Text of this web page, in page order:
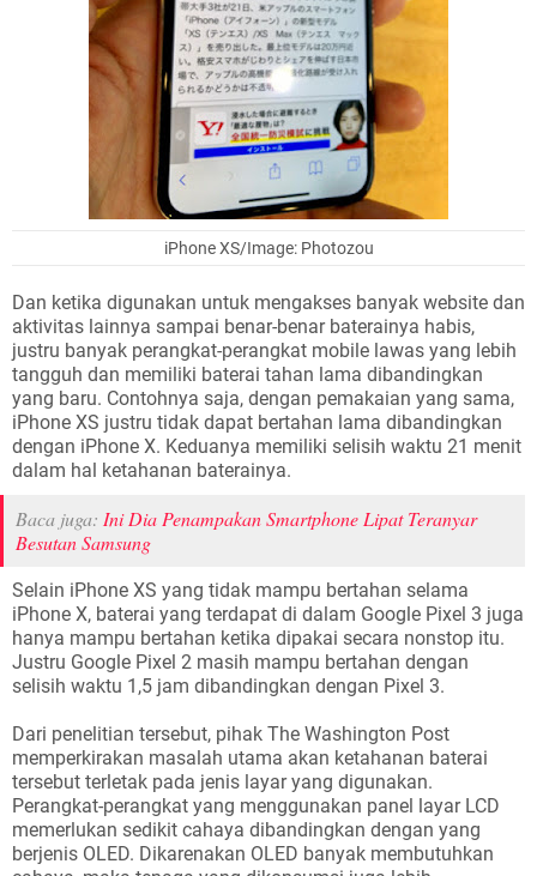
iPhone XS/Image: Photozou
Dan ketika digunakan untuk mengakses banyak website dan
aktivitas lainnya sampai benar-benar baterainya habis,
justru banyak perangkat-perangkat mobile lawas yang lebih
tangguh dan memiliki baterai tahan lama dibandingkan
yang baru. Contohnya saja, dengan pemakaian yang sama,
iPhone XS justru tidak dapat bertahan lama dibandingkan
dengan iPhone X. Keduanya memiliki selisih waktu 21 menit
dalam hal ketahanan baterainya.
Baca juga: Ini Dia Penampakan Smartphone Lipat Teranyar
Besutan Samsung
Selain iPhone XS yang tidak mampu bertahan selama
iPhone X, baterai yang terdapat di dalam Google Pixel 3 juga
hanya mampu bertahan ketika dipakai secara nonstop itu.
Justru Google Pixel 2 masih mampu bertahan dengan
selisih waktu 1,5 jam dibandingkan dengan Pixel 3.
Dari penelitian tersebut, pihak The Washington Post
memperkirakan masalah utama akan ketahanan baterai
tersebut terletak pada jenis layar yang digunakan.
Perangkat-perangkat yang menggunakan panel layar LCD
memerlukan sedikit cahaya dibandingkan dengan yang
berjenis OLED. Dikarenakan OLED banyak membutuhkan